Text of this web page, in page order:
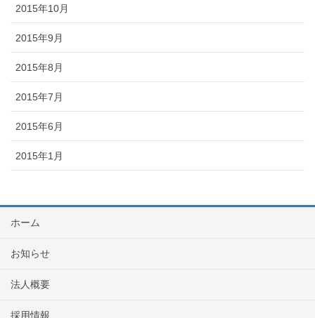
2015年10月
2015年9月
2015年8月
2015年7月
2015年6月
2015年1月
ホーム
お知らせ
法人概要
採用情報